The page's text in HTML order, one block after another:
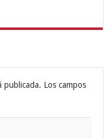
publicada. Los campos